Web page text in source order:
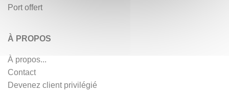
Port offert
À PROPOS
À propos...
Contact
Devenez client privilégié